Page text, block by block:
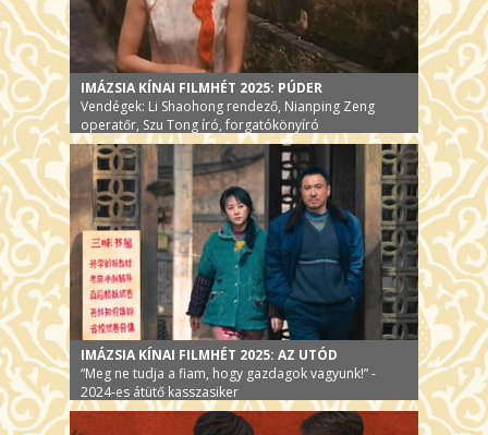
IMÁZSIA KÍNAI FILMHÉT 2025: PÚDER
Vendégek: Li Shaohong rendező, Nianping Zeng
operatőr, Szu Tong író, forgatókönyíró
IMÁZSIA KÍNAI FILMHÉT 2025: AZ UTÓD
“Meg ne tudja a fiam, hogy gazdagok vagyunk!” -
2024-es átütő kasszasiker